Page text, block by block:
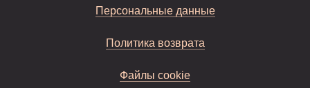
Персональные данные
Политика возврата
Файлы cookie